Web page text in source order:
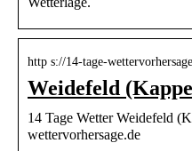
http s://14-tage-
Weidefeld
14 Tage Wetter Weidefeld
wettervorhersage.de